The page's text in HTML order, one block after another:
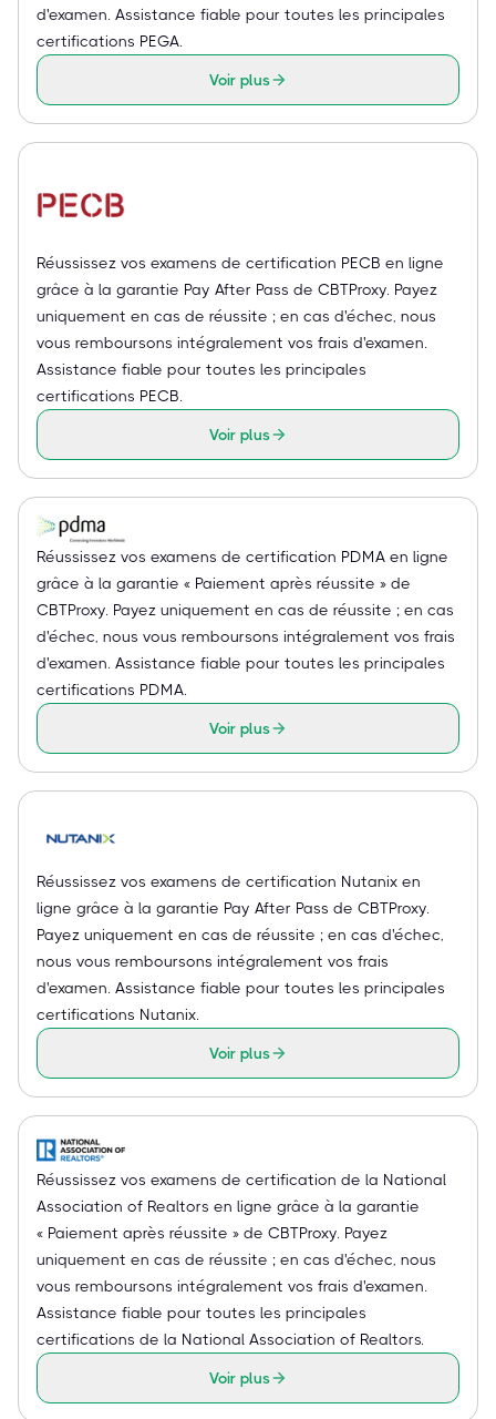
d'examen. Assistance fiable pour toutes les principales
certifications PEGA.
Voir plus
Réussissez vos examens de certification PECB en ligne
grâce à la garantie Pay After Pass de CBTProxy. Payez
uniquement en cas de réussite ; en cas d'échec, nous
vous remboursons intégralement vos frais d'examen.
Assistance fiable pour toutes les principales
certifications PECB.
Voir plus
Réussissez vos examens de certification PDMA en ligne
grâce à la garantie « Paiement après réussite » de
CBTProxy. Payez uniquement en cas de réussite ; en cas
d'échec, nous vous remboursons intégralement vos frais
d'examen. Assistance fiable pour toutes les principales
certifications PDMA.
Voir plus
Réussissez vos examens de certification Nutanix en
ligne grâce à la garantie Pay After Pass de CBTProxy.
Payez uniquement en cas de réussite ; en cas d'échec,
nous vous remboursons intégralement vos frais
d'examen. Assistance fiable pour toutes les principales
certifications Nutanix.
Voir plus
Réussissez vos examens de certification de la National
Association of Realtors en ligne grâce à la garantie
« Paiement après réussite » de CBTProxy. Payez
uniquement en cas de réussite ; en cas d'échec, nous
vous remboursons intégralement vos frais d'examen.
Assistance fiable pour toutes les principales
certifications de la National Association of Realtors.
Voir plus